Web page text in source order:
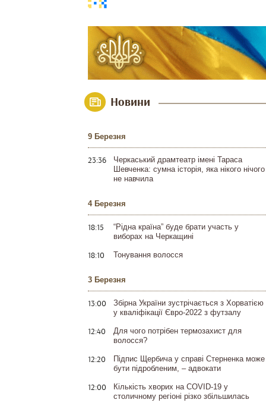
Новини
9 Березня
23:36
Черкаський драмтеатр імені Тараса
Шевченка: сумна історія, яка нікого нічого
не навчила
4 Березня
18:15
“Рідна країна” буде брати участь у
виборах на Черкащині
18:10 Тонування волосся
3 Березня
13:00
Збірна України зустрічається з Хорватією
у кваліфікації Євро-2022 з футзалу
12:40
Для чого потрібен термозахист для
волосся?
12:20
Підпис Щербича у справі Стерненка може
бути підробленим, – адвокати
12:00
Кількість хворих на COVID-19 у
столичному регіоні різко збільшилась